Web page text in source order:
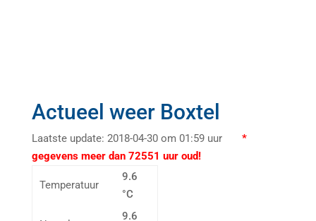
Actueel weer Boxtel
Laatste update: 2018-04-30 om 01:59 uur*
gegevens meer dan 72551 uur oud!
Temperatuur
9.6
°C
9.6